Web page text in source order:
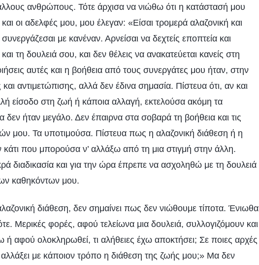
ανθρώπους. Τότε άρχισα να νιώθω ότι η κατάστασή μου
οι αδελφές μου, μου έλεγαν: «Είσαι τρομερά αλαζονική και
με κανέναν. Αρνείσαι να δεχτείς εποπτεία και
τη δουλειά σου, και δεν θέλεις να ανακατεύεται κανείς στη
αυτές και η βοήθεια από τους συνεργάτες μου ήταν, στην
αντιμετώπισης, αλλά δεν έδινα σημασία. Πίστευα ότι, αν και
είσοδο στη ζωή ή κάποια αλλαγή, εκτελούσα ακόμη τα
ήταν μεγάλο. Δεν έπαιρνα στα σοβαρά τη βοήθεια και τις
μου. Τα υποτιμούσα. Πίστευα πως η αλαζονική διάθεση ή η
που μπορούσα ν’ αλλάξω από τη μια στιγμή στην άλλη.
διαδικασία και για την ώρα έπρεπε να ασχοληθώ με τη δουλειά
καθηκόντων μου.
διάθεση, δεν σημαίνει πως δεν νιώθουμε τίποτα. Ένιωθα
Μερικές φορές, αφού τελείωνα μια δουλειά, συλλογιζόμουν και
αφού ολοκληρωθεί, τι αλήθειες έχω αποκτήσει; Σε ποιες αρχές
με κάποιον τρόπο η διάθεση της ζωής μου;» Μα δεν